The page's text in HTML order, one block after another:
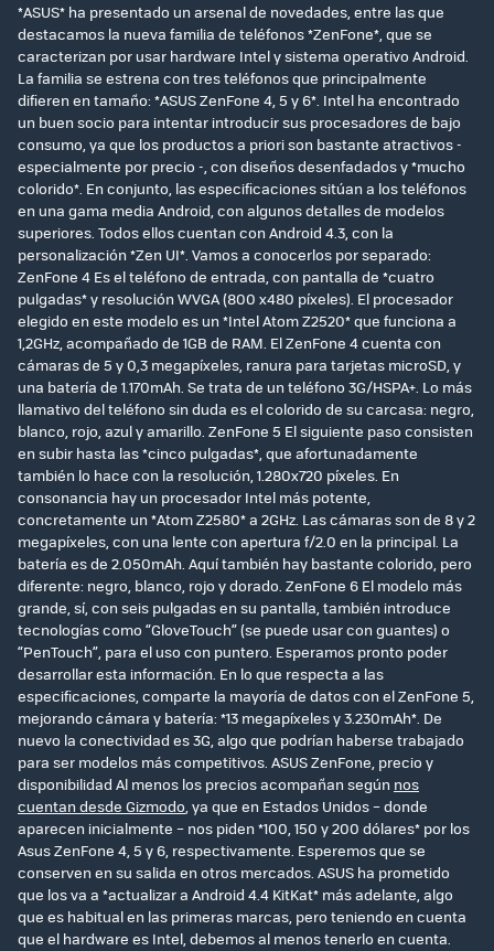
*ASUS* ha presentado un arsenal de novedades, entre las que
destacamos la nueva familia de teléfonos *ZenFone*, que se
caracterizan por usar hardware Intel y sistema operativo Android.
La familia se estrena con tres teléfonos que principalmente
difieren en tamaño: *ASUS ZenFone 4, 5 y 6*. Intel ha encontrado
un buen socio para intentar introducir sus procesadores de bajo
consumo, ya que los productos a priori son bastante atractivos -
especialmente por precio -, con diseños desenfadados y *mucho
colorido*. En conjunto, las especificaciones sitúan a los teléfonos
en una gama media Android, con algunos detalles de modelos
superiores. Todos ellos cuentan con Android 4.3, con la
personalización *Zen UI*. Vamos a conocerlos por separado:
ZenFone 4 Es el teléfono de entrada, con pantalla de *cuatro
pulgadas* y resolución WVGA (800 x480 píxeles). El procesador
elegido en este modelo es un *Intel Atom Z2520* que funciona a
1,2GHz, acompañado de 1GB de RAM. El ZenFone 4 cuenta con
cámaras de 5 y 0,3 megapíxeles, ranura para tarjetas microSD, y
una batería de 1.170mAh. Se trata de un teléfono 3G/HSPA+. Lo más
llamativo del teléfono sin duda es el colorido de su carcasa: negro,
blanco, rojo, azul y amarillo. ZenFone 5 El siguiente paso consisten
en subir hasta las *cinco pulgadas*, que afortunadamente
también lo hace con la resolución, 1.280x720 píxeles. En
consonancia hay un procesador Intel más potente,
concretamente un *Atom Z2580* a 2GHz. Las cámaras son de 8 y 2
megapíxeles, con una lente con apertura f/2.0 en la principal. La
batería es de 2.050mAh. Aquí también hay bastante colorido, pero
diferente: negro, blanco, rojo y dorado. ZenFone 6 El modelo más
grande, sí, con seis pulgadas en su pantalla, también introduce
tecnologías como “GloveTouch” (se puede usar con guantes) o
“PenTouch”, para el uso con puntero. Esperamos pronto poder
desarrollar esta información. En lo que respecta a las
especificaciones, comparte la mayoría de datos con el ZenFone 5,
mejorando cámara y batería: *13 megapíxeles y 3.230mAh*. De
nuevo la conectividad es 3G, algo que podrían haberse trabajado
para ser modelos más competitivos. ASUS ZenFone, precio y
disponibilidad Al menos los precios acompañan según nos
cuentan desde Gizmodo, ya que en Estados Unidos – donde
aparecen inicialmente – nos piden *100, 150 y 200 dólares* por los
Asus ZenFone 4, 5 y 6, respectivamente. Esperemos que se
conserven en su salida en otros mercados. ASUS ha prometido
que los va a *actualizar a Android 4.4 KitKat* más adelante, algo
que es habitual en las primeras marcas, pero teniendo en cuenta
que el hardware es Intel, debemos al menos tenerlo en cuenta.